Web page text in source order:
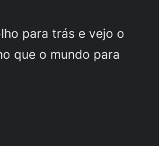
para trás e vejo o
que o mundo para